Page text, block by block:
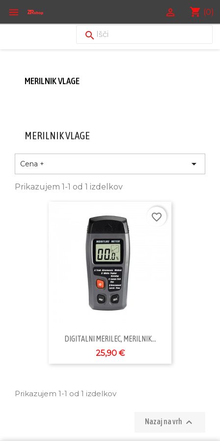
 shopping_cart (0)


MERILNIK VLAGE
MERILNIK VLAGE
Cena + 
Prikazujem 1-1 od 1 izdelkov
DIGITALNI MERILEC, MERILNIK...
25,90 €
favorite_border
Prikazujem 1-1 od 1 izdelkov
Nazaj na vrh 